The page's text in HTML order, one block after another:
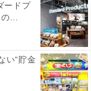
ードプ
...
い“貯金